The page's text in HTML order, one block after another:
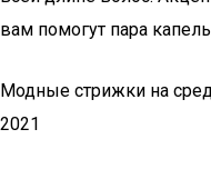
вам помогут пара
Модные стрижки на
2021